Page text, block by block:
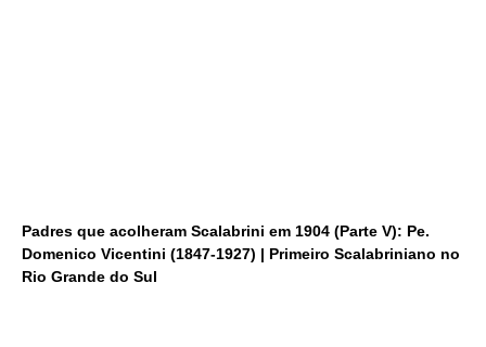
Padres que acolheram Scalabrini em 1904 (Parte V): Pe.
Domenico Vicentini (1847-1927) | Primeiro Scalabriniano no
Rio Grande do Sul